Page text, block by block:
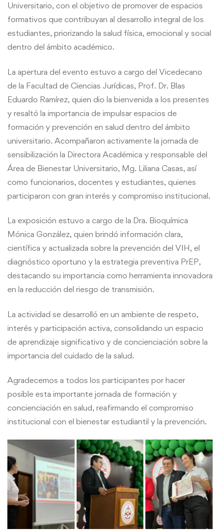
Universitario, con el objetivo de promover de espacios
formativos que contribuyan al desarrollo integral de los
estudiantes, priorizando la salud física, emocional y social
dentro del ámbito académico.
La apertura del evento estuvo a cargo del Vicedecano
de la Facultad de Ciencias Jurídicas, Prof. Dr. Blas
Eduardo Ramírez, quien dio la bienvenida a los presentes
y resaltó la importancia de impulsar espacios de
formación y prevención en salud dentro del ámbito
universitario. Acompañaron activamente la jornada de
sensibilización la Directora Académica y responsable del
Área de Bienestar Universitario, Mg. Liliana Casas, así
como funcionarios, docentes y estudiantes, quienes
participaron con gran interés y compromiso institucional.
La exposición estuvo a cargo de la Dra. Bioquímica
Mónica González, quien brindó información clara,
científica y actualizada sobre la prevención del VIH, el
diagnóstico oportuno y la estrategia preventiva PrEP,
destacando su importancia como herramienta innovadora
en la reducción del riesgo de transmisión.
La actividad se desarrolló en un ambiente de respeto,
interés y participación activa, consolidando un espacio
de aprendizaje significativo y de concienciación sobre la
importancia del cuidado de la salud.
Agradecemos a todos los participantes por hacer
posible esta importante jornada de formación y
concienciación en salud, reafirmando el compromiso
institucional con el bienestar estudiantil y la prevención.